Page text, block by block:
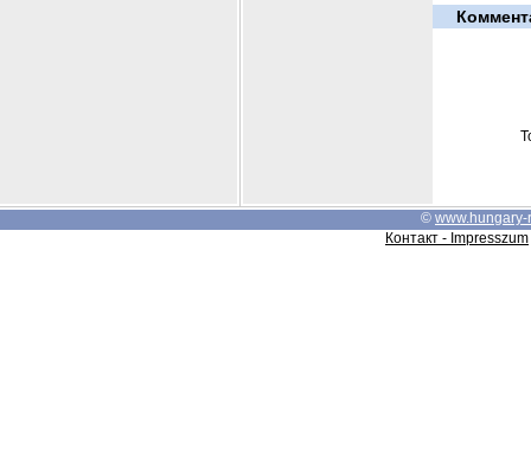
© www.hungary-
Контакт - Impresszum